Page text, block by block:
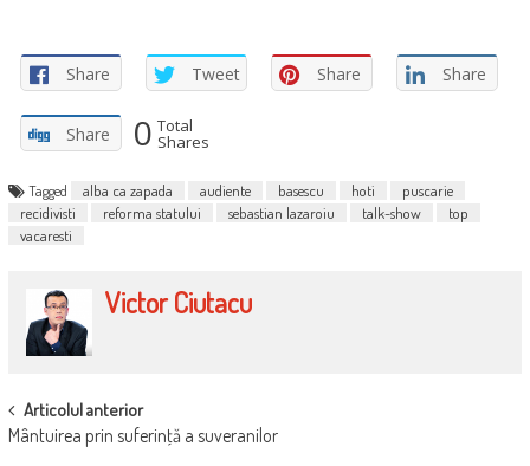
Share Tweet Share Share
Share 0 Total
Shares
Tagged alba ca zapada audiente basescu hoti
puscarie
recidivisti
reforma statului sebastian lazaroiu talk-show
top
vacaresti
Victor Ciutacu
POST
NAVIGATION
Articolul anterior
Mântuirea prin suferinţă a suveranilor